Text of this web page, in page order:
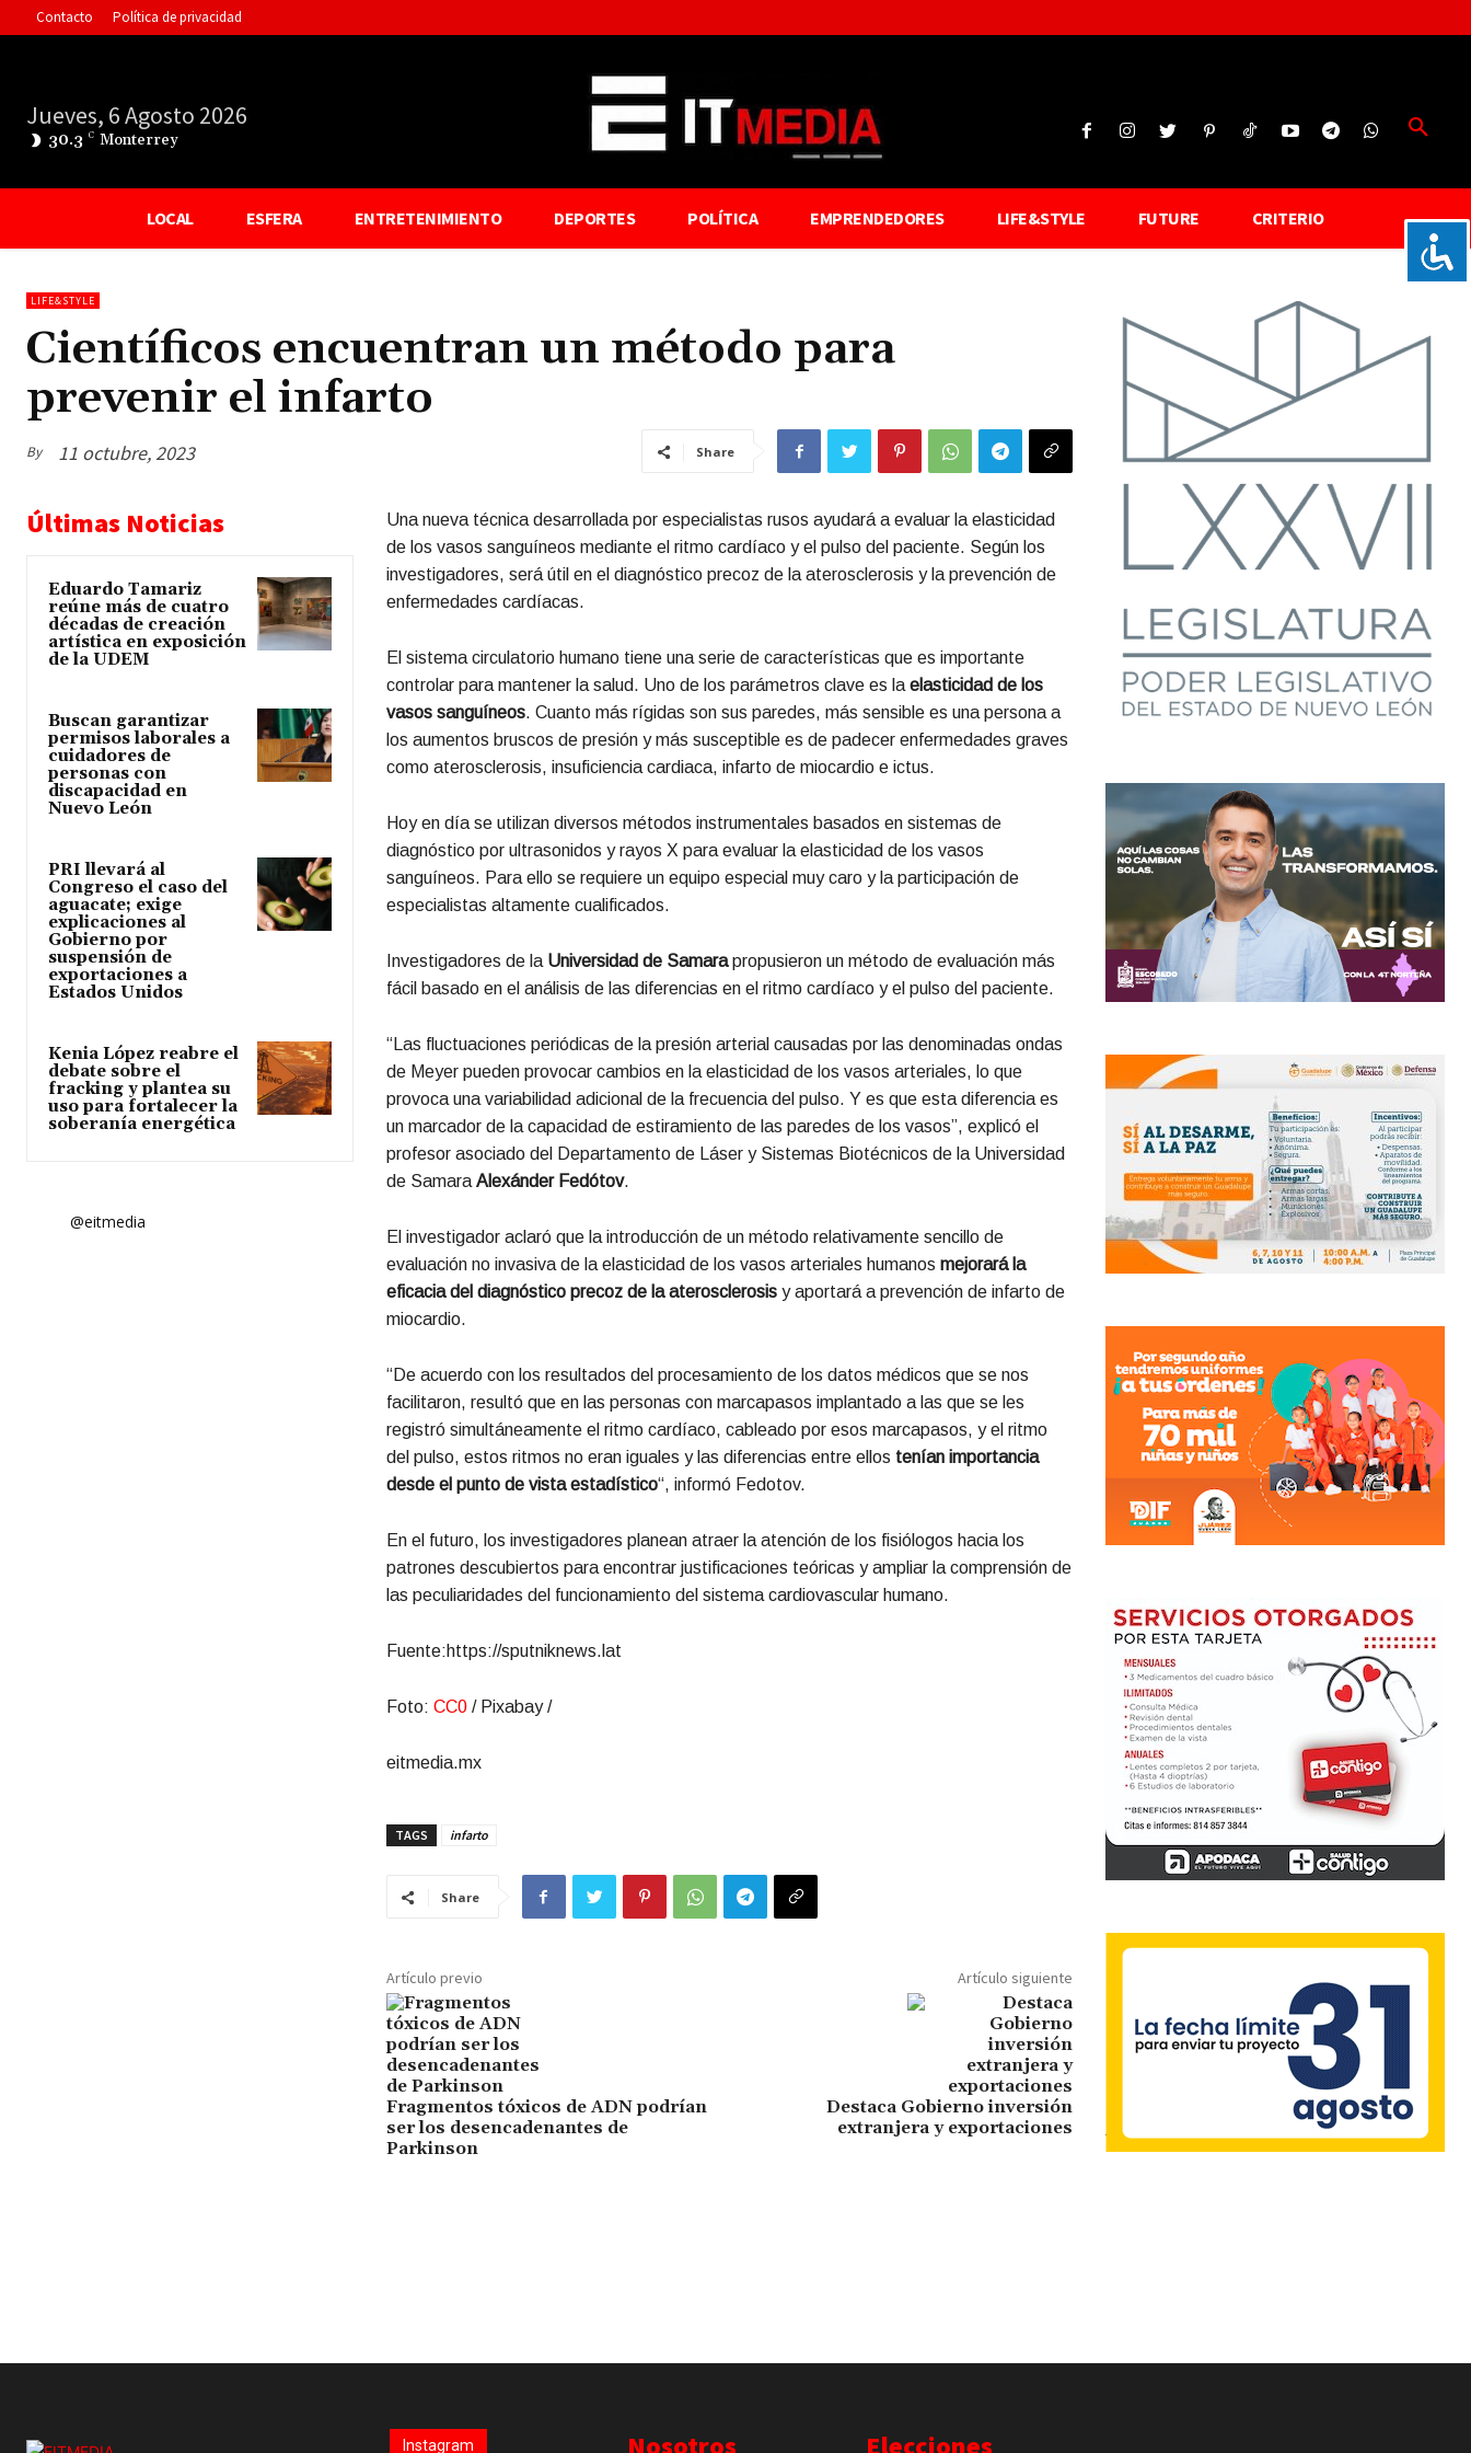
Contacto Política de privacidad
Jueves, 6 Agosto 2026
30.3 C Monterrey
LOCAL ESFERA ENTRETENIMIENTO DEPORTES POLÍTICA EMPRENDEDORES LIFE&STYLE FUTURE CRITERIO
LIFE&STYLE
Científicos encuentran un método para
prevenir el infarto
By 11 octubre, 2023 Share
Últimas Noticias
Eduardo Tamariz
reúne más de cuatro
décadas de creación
artística en exposición
de la UDEM
Buscan garantizar
permisos laborales a
cuidadores de
personas con
discapacidad en
Nuevo León
PRI llevará al
Congreso el caso del
aguacate; exige
explicaciones al
Gobierno por
suspensión de
exportaciones a
Estados Unidos
Kenia López reabre el
debate sobre el
fracking y plantea su
uso para fortalecer la
soberanía energética
@eitmedia
Una nueva técnica desarrollada por especialistas rusos ayudará a evaluar la elasticidad
de los vasos sanguíneos mediante el ritmo cardíaco y el pulso del paciente. Según los
investigadores, será útil en el diagnóstico precoz de la aterosclerosis y la prevención de
enfermedades cardíacas.
El sistema circulatorio humano tiene una serie de características que es importante
controlar para mantener la salud. Uno de los parámetros clave es la elasticidad de los
vasos sanguíneos. Cuanto más rígidas son sus paredes, más sensible es una persona a
los aumentos bruscos de presión y más susceptible es de padecer enfermedades graves
como aterosclerosis, insuficiencia cardiaca, infarto de miocardio e ictus.
Hoy en día se utilizan diversos métodos instrumentales basados en sistemas de
diagnóstico por ultrasonidos y rayos X para evaluar la elasticidad de los vasos
sanguíneos. Para ello se requiere un equipo especial muy caro y la participación de
especialistas altamente cualificados.
Investigadores de la Universidad de Samarapropusieron un método de evaluación más
fácil basado en el análisis de las diferencias en el ritmo cardíaco y el pulso del paciente.
“Las fluctuaciones periódicas de la presión arterial causadas por las denominadas ondas
de Meyer pueden provocar cambios en la elasticidad de los vasos arteriales, lo que
provoca una variabilidad adicional de la frecuencia del pulso. Y es que esta diferencia es
un marcador de la capacidad de estiramiento de las paredes de los vasos”, explicó el
profesor asociado del Departamento de Láser y Sistemas Biotécnicos de la Universidad
de Samara Alexánder Fedótov.
El investigador aclaró que la introducción de un método relativamente sencillo de
evaluación no invasiva de la elasticidad de los vasos arteriales humanos mejorará la
eficacia del diagnóstico precoz de la aterosclerosisy aportará a prevención de infarto de
miocardio.
“De acuerdo con los resultados del procesamiento de los datos médicos que se nos
facilitaron, resultó que en las personas con marcapasos implantado a las que se les
registró simultáneamente el ritmo cardíaco, cableado por esos marcapasos, y el ritmo
del pulso, estos ritmos no eran iguales y las diferencias entre ellos tenían importancia
desde el punto de vista estadístico“, informó Fedotov.
En el futuro, los investigadores planean atraer la atención de los fisiólogos hacia los
patrones descubiertos para encontrar justificaciones teóricas y ampliar la comprensión de
las peculiaridades del funcionamiento del sistema cardiovascular humano.
Fuente:https://sputniknews.lat
Foto: CC0/ Pixabay /
eitmedia.mx
TAGS infarto
Share
Artículo previo
Fragmentos tóxicos de ADN podrían
ser los desencadenantes de
Parkinson
Artículo siguiente
Destaca Gobierno inversión
extranjera y exportaciones
Instagram Nosotros Elecciones